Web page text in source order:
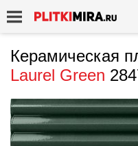
Керамическая
Laurel Green